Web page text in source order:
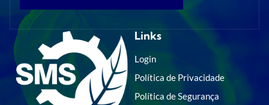
Links
Login
Política de Privacidade
Política de Segurança